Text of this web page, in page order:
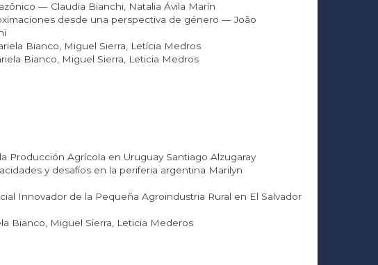
— Claudia Bianchi, Natalia Ávila Marín
desde una perspectiva de género — João
Bianco, Miguel Sierra, Letícia Medros
Bianco, Miguel Sierra, Leticia Medros
Producción Agrícola en Uruguay Santiago Alzugaray
y desafíos en la periferia argentina Marilyn
Innovador de la Pequeña Agroindustria Rural en El Salvador
Bianco, Miguel Sierra, Leticia Mederos